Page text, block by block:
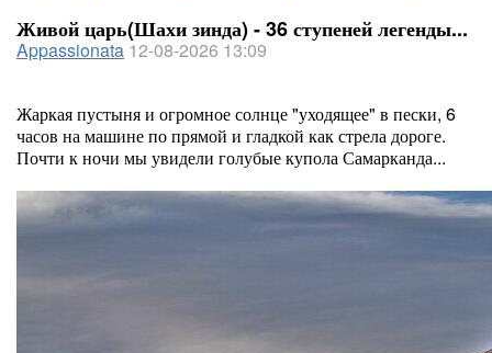
Живой царь(Шахи зинда) - 36 ступеней легенды...
Appassionata 12-08-2026 13:09
Жаркая пустыня и огромное солнце "уходящее" в пески, 6
часов на машине по прямой и гладкой как стрела дороге.
Почти к ночи мы увидели голубые купола Самарканда...